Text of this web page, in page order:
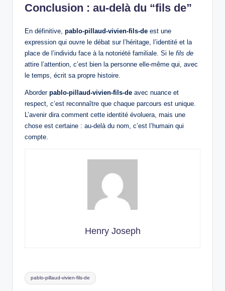
Conclusion : au-delà du “fils de”
En définitive, pablo-pillaud-vivien-fils-de est une
expression qui ouvre le débat sur l’héritage, l’identité et la
place de l’individu face à la notoriété familiale. Si le fils de
attire l’attention, c’est bien la personne elle-même qui, avec
le temps, écrit sa propre histoire.
Aborder pablo-pillaud-vivien-fils-de avec nuance et
respect, c’est reconnaître que chaque parcours est unique.
L’avenir dira comment cette identité évoluera, mais une
chose est certaine : au-delà du nom, c’est l’humain qui
compte.
Henry Joseph
Tags:
pablo-pillaud-vivien-fils-de